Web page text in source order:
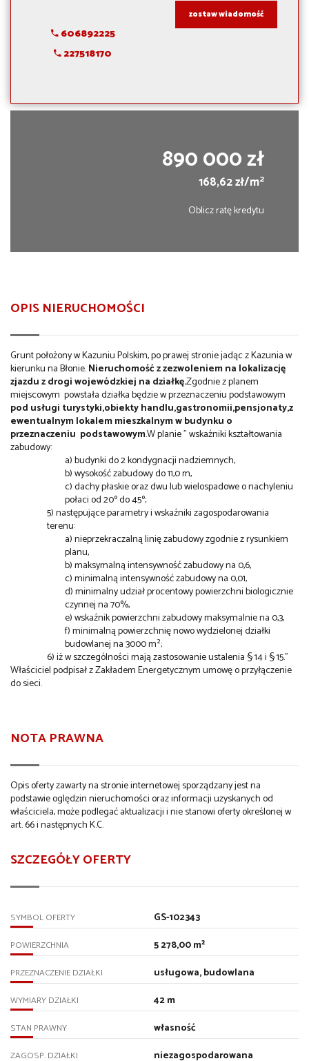
606892225
227518170
zostaw wiadomość
890 000 zł
168,62 zł/m2
Oblicz ratę kredytu
OPIS NIERUCHOMOŚCI
Grunt położony w Kazuniu Polskim, po prawej stronie jadąc z Kazunia w
kierunku na Błonie.Nieruchomość z zezwoleniemna lokalizację
zjazdu z drogi wojewódzkiej na działkę.Zgodnie z planem
miejscowym powstała działka będzie w przeznaczeniu podstawowym
pod usługi turystyki,obiekty handlu,gastronomii,pensjonaty,z
ewentualnym lokalem mieszkalnym w budynku o
przeznaczeniu podstawowym.W planie " wskaźniki kształtowania
zabudowy:
a) budynki do 2 kondygnacji nadziemnych,
b) wysokość zabudowy do 11,0 m,
c) dachy płaskie oraz dwu lub wielospadowe o nachyleniu
połaci od 20º do 45º;
5) następujące parametry i wskaźniki zagospodarowania
terenu:
a) nieprzekraczalną linię zabudowy zgodnie z rysunkiem
planu,
b) maksymalną intensywność zabudowy na 0,6,
c) minimalną intensywność zabudowy na 0,01,
d) minimalny udział procentowy powierzchni biologicznie
czynnej na 70%,
e) wskaźnik powierzchni zabudowy maksymalnie na 0,3,
f) minimalną powierzchnię nowo wydzielonej działki
budowlanej na 3000 m²;
6) iż w szczególności mają zastosowanie ustalenia § 14 i § 15."
Właściciel podpisał z Zakładem Energetycznym umowę o przyłączenie
do sieci.
NOTA PRAWNA
Opis oferty zawarty na stronie internetowej sporządzany jest na
podstawie oględzin nieruchomości oraz informacji uzyskanych od
właściciela, może podlegać aktualizacji i nie stanowi oferty określonej w
art. 66 i następnych K.C.
SZCZEGÓŁY OFERTY
SYMBOL OFERTY GS-102343
POWIERZCHNIA 5 278,00 m²
PRZEZNACZENIE DZIAŁKI usługowa, budowlana
WYMIARY DZIAŁKI 42 m
STAN PRAWNY własność
ZAGOSP. DZIAŁKI niezagospodarowana